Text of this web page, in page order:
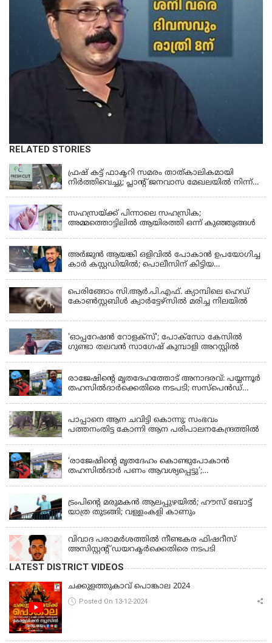
RELATED STORIES
KERALA
ഫ്രഷ് കട്ട് ഫാക്ടറി സമരം താത്കാലികമായി
നിർത്തിവെച്ചു; പ്ലാൻ്റ് ജനവാസ മേഖലയിൽ നിന്ന്
സഹസ്രയ്ക്ക് പിന്നാലെ സഹസ്രിക;
അമ്മത്തൊട്ടിലില്‍ ആയിരത്തി ഒന്ന് കുഞ്ഞുങ്ങള്‍
അർജുൻ ആയങ്കി ഒളിവിൽ പോകാൻ ഉപയോഗിച്ച
കാർ കസ്റ്റഡിയിൽ; പൊലീസിന് കിട്ടിയ
പെരിങ്ങോം സി.ആർ.പി.എഫ്. ക്യാമ്പിലെ ഹെഡ്
കോൺസ്റ്റബിൾ ക്വാർട്ടേഴ്സിൽ മരിച്ച നിലയിൽ
'ഓപ്പറേഷൻ റോളക്സ്'; പോക്സോ കേസിൽ
ഗുണ്ടാ തലവൻ സാഗേഷ് കുമ്പാളി അറസ്റ്റിൽ
രാജേഷിന്റെ മൃതദേഹത്തോട് അനാദരവ്: പയ്യന്നൂർ
തഹസിൽദാർക്കെതിരെ നടപടി; സസ്പെൻഡ്
പാപ്പാനെ ആന ചവിട്ടി കൊന്നു; സംഭവം
പത്തനംതിട്ട കോന്നി ആന പരിപാലനകേന്ദ്രത്തിൽ
‘രാജേഷിന്‍റെ മൃതദേഹം കൊണ്ടുപോകാന്‍
തഹസില്‍ദാര്‍ പണം ആവശ്യപ്പെട്ടു’;
ട്രംപിന്റെ മരുമകന്‍ ആലപ്പുഴയില്‍; ഹൗസ് ബോട്ട്
യാത്ര തുടങ്ങി; വള്ളംകളി കാണും
വിവാദ പരാമര്‍ശത്തില്‍ നീണ്ടകര ഫിഷറീസ്
അസിസ്റ്റന്റ് ഡയറക്ടര്‍ക്കെതിരെ നടപടി
LATEST DISTRICT VIDEOS
ചക്കുളത്തുകാവ് പൊങ്കാല 2024
Posted On 13-12-2024